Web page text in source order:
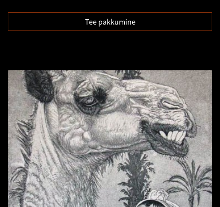
Tee pakkumine